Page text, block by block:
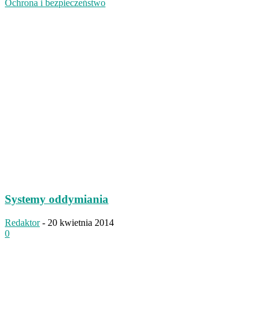
Ochrona i bezpieczeństwo
Systemy oddymiania
Redaktor - 20 kwietnia 2014
0